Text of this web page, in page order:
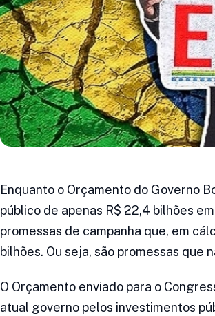
Enquanto o Orçamento do Governo
público de apenas R$ 22,4 bilhões
promessas de campanha que, em
bilhões. Ou seja, são promessas que
O Orçamento enviado para o
atual governo pelos investimentos